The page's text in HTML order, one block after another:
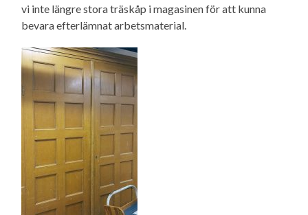
vi inte längre stora träskåp i magasinen för att kunna
bevara efterlämnat arbetsmaterial.